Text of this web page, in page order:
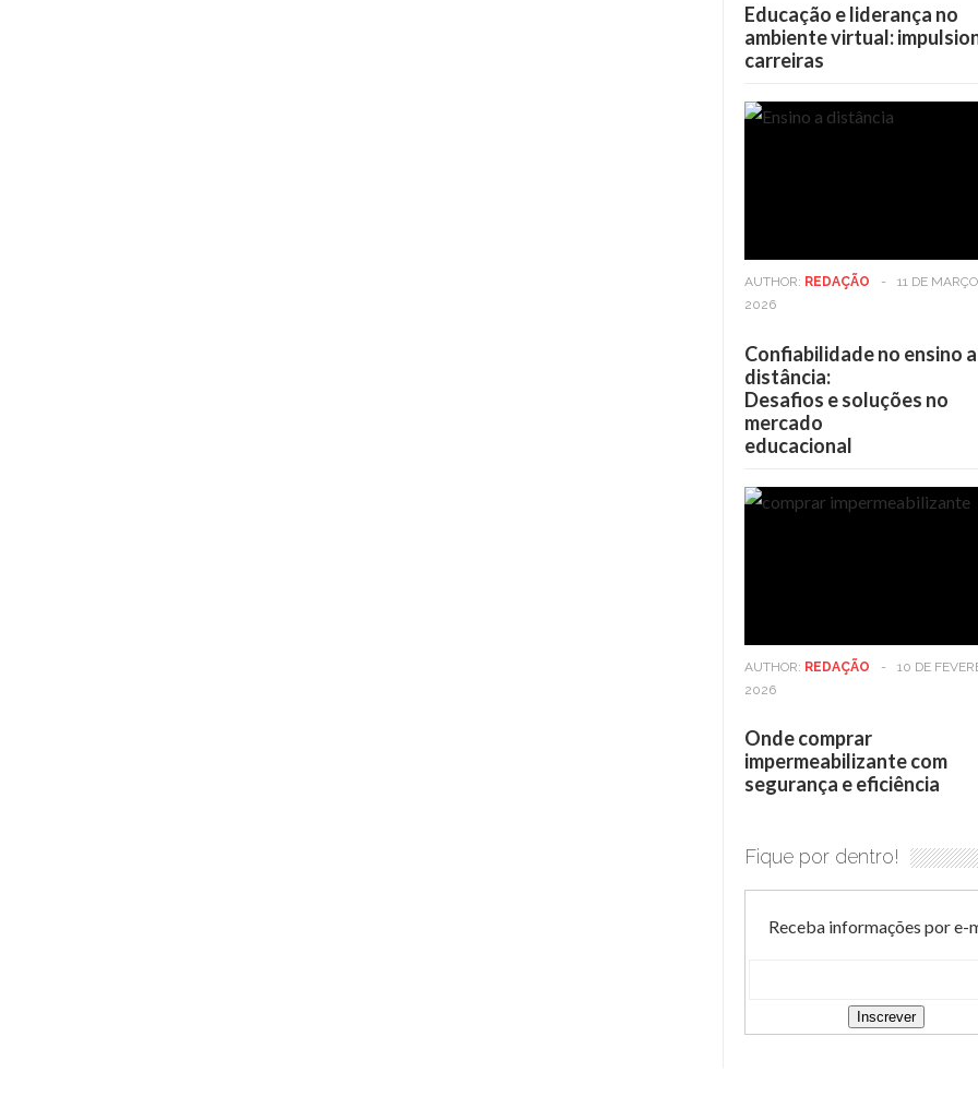
Educação e liderança no
ambiente virtual:
carreiras
AUTHOR: REDAÇÃO -
11 DE
2026
Confiabilidade no ensino a
distância:
Desafios e soluções no
mercado
educacional
AUTHOR: REDAÇÃO -
10 DE
2026
Onde comprar
impermeabilizante com
segurança e eficiência
Fique por dentro!
Receba informações por e-